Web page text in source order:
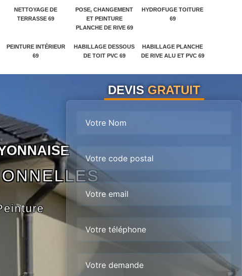
NETTOYAGE DE
TERRASSE 69
POSE, CHANGEMENT
ET PEINTURE
PLANCHE DE RIVE 69
HYDROFUGE TOITURE
69
PEINTURE INTÉRIEUR
69
HABILLAGE DESSOUS
DE TOIT PVC 69
HABILLAGE PLANCHE
DE RIVE ALU ET PVC 69
ONNAISE
DEVISGRATUIT